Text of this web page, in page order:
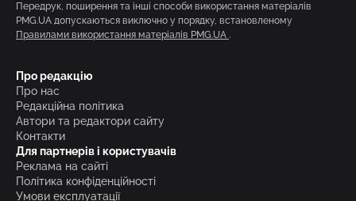
Передрук, поширення та інші способи використання матеріалів
PMG.UA допускаються виключно у порядку, встановленому
Правилами використання матеріалів PMG.UA .
Про редакцію
Про нас
Редакційна політика
Автори та редактори сайту
Контакти
Для партнерів і користувачів
Реклама на сайті
Політика конфіденційності
Умови експлуатації